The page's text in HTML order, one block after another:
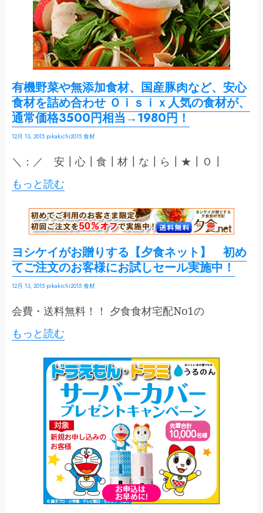
有機野菜や無添加食材、国産豚肉など、安心
食材を詰め合わせ Ｏｉｓｉｘ人気の食材が、
通常価格3500円相当→1980円！
12月 13, 2015 pikakichi2015 食材
＼：／ 安┃心┃食┃材┃な┃ら┃★┃Ｏ┃
もっと読む
ヨシケイがお贈りする【夕食ネット】 初め
てご注文のお客様にお試しセール実施中！
12月 13, 2015 pikakichi2015 食材
会費・送料無料！！ 夕食食材宅配No1の
もっと読む